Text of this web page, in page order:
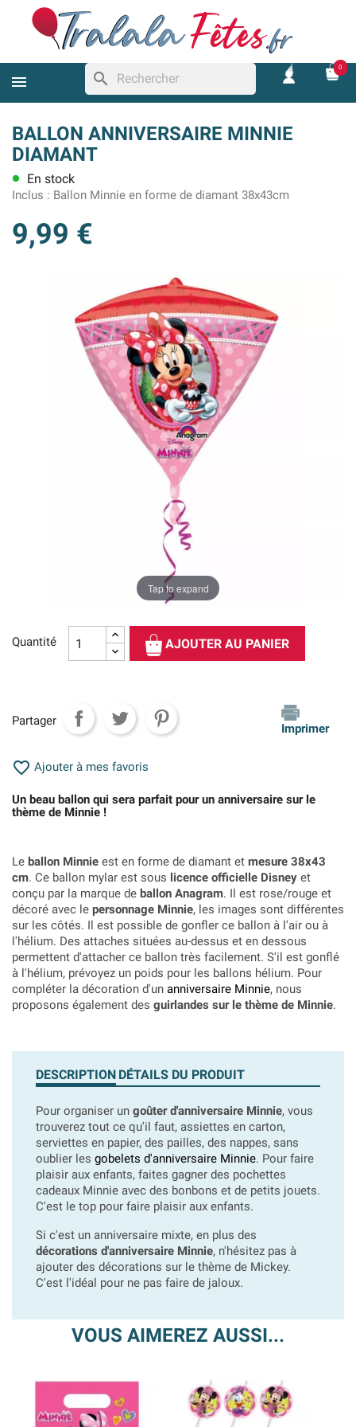
search
0
BALLON ANNIVERSAIRE MINNIE
DIAMANT
lens En stock
Inclus : Ballon Minnie en forme de diamant 38x43cm
9,99 €
Tap to expand
Quantité AJOUTER AU PANIER
Partager
Imprimer
 Ajouter à mes favoris
Un beau ballon qui sera parfait pour un anniversaire sur le
thème de Minnie !
Le ballon Minnie est en forme de diamant et mesure 38x43
cm. Ce ballon mylar est sous licence officielle Disney et
conçu par la marque de ballon Anagram. Il est rose/rouge et
décoré avec le personnage Minnie, les images sont différentes
sur les côtés. Il est possible de gonfler ce ballon à l'air ou à
l'hélium. Des attaches situées au-dessus et en dessous
permettent d'attacher ce ballon très facilement. S'il est gonflé
à l'hélium, prévoyez un poids pour les ballons hélium. Pour
compléter la décoration d'un anniversaire Minnie, nous
proposons également des guirlandes sur le thème de Minnie.
DESCRIPTION DÉTAILS DU PRODUIT
Pour organiser un goûter d'anniversaire Minnie, vous
trouverez tout ce qu'il faut, assiettes en carton,
serviettes en papier, des pailles, des nappes, sans
oublier les gobelets d'anniversaire Minnie. Pour faire
plaisir aux enfants, faites gagner des pochettes
cadeaux Minnie avec des bonbons et de petits jouets.
C'est le top pour faire plaisir aux enfants.
Si c'est un anniversaire mixte, en plus des
décorations d'anniversaire Minnie, n'hésitez pas à
ajouter des décorations sur le thème de Mickey.
C'est l'idéal pour ne pas faire de jaloux.
VOUS AIMEREZ AUSSI...